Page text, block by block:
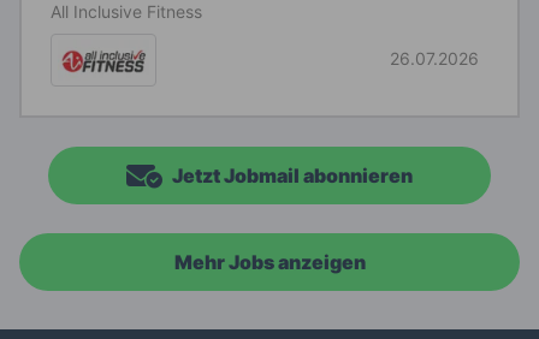
All Inclusive Fitness
26.07.2026
Jetzt Jobmail abonnieren
Mehr Jobs anzeigen